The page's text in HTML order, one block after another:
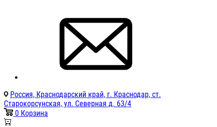
Россия, Краснодарский край, г. Краснодар, ст.
Старокорсунская, ул. Северная д. 63/4
0 Корзина